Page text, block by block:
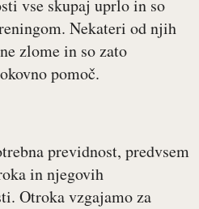
vse skupaj uprlo in so
Nekateri od njih
zlome in so zato
pomoč.
previdnost, predvsem
in njegovih
Otroka vzgajamo za